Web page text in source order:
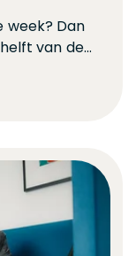
week? Dan
van de...